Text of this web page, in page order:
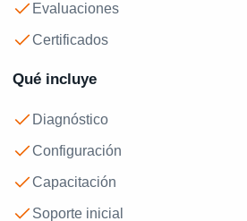
Evaluaciones
Certificados
Qué incluye
Diagnóstico
Configuración
Capacitación
Soporte inicial